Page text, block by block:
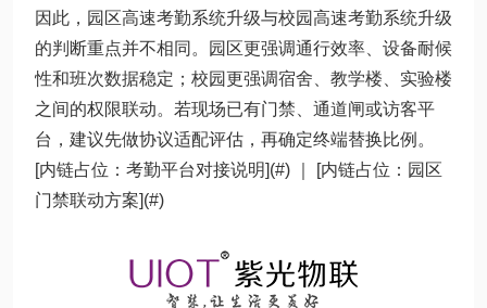
因此，园区高速考勤系统升级与校园高速考勤系统升级
的判断重点并不相同。园区更强调通行效率、设备耐候
性和班次数据稳定；校园更强调宿舍、教学楼、实验楼
之间的权限联动。若现场已有门禁、通道闸或访客平
台，建议先做协议适配评估，再确定终端替换比例。
[内链占位：考勤平台对接说明](#) ｜ [内链占位：园区
门禁联动方案](#)